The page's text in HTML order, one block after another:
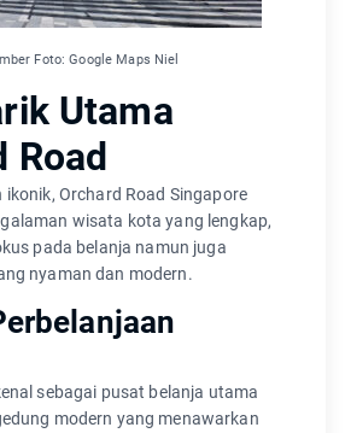
Foto: Google Maps Niel
Utama
Road
ikonik, Orchard Road Singapore
wisata kota yang lengkap,
pada belanja namun juga
nyaman dan modern.
sebagai pusat belanja utama
modern yang menawarkan